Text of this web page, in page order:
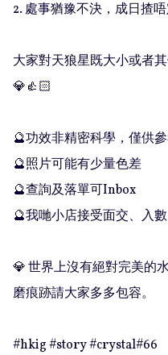
2. 處事猶豫不決，成日揸唔
大家對天狼星既大小或者
💎👍🏻
🔮功效非精密科學，僅供
🔮照片可能有少量色差
🔮查詢及落單可Inbox
🔮我哋小店接受面交、入
💎 世界上沒有絕對完美的
磨痕跡請大家多多包容。
#hkig #story #crystal#66